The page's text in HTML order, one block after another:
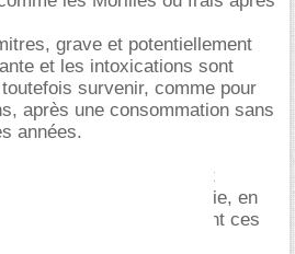
grave et potentiellement
et les intoxications sont
survenir, comme pour
après une consommation sans
années.
la gyromitrine, qui peut
s’acétyler dans le foie, en
des hydrazines. Ce sont ces
les symptômes de